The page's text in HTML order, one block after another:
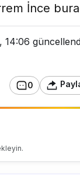
İnce
14:06
0